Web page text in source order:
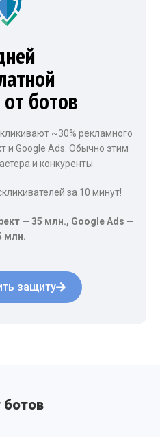
ботов
~30% рекламного
и Google Ads. Обычно этим
и конкуренты.
за 10 минут!
— 35 млн., Google Ads —
млн.
защиту